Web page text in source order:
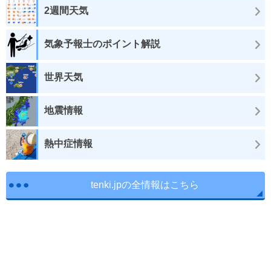
2週間天気
気象予報士のポイント解説
世界天気
地震情報
熱中症情報
tenki.jpの全情報はこちら